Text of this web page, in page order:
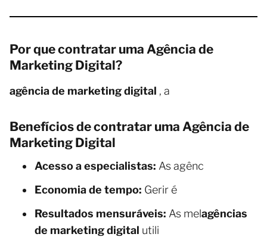
Por que contratar uma Agência de
Marketing Digital?
agência de marketing digital , a
Benefícios de contratar uma Agência de
Marketing Digital
Acesso a especialistas: As agênc
Economia de tempo: Gerir é
Resultados mensuráveis: As melagências
de marketing digital utili